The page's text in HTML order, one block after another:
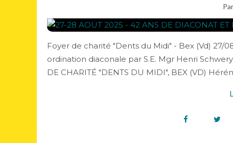
Foyer de charité "Dents du Midi" - Bex (Vd) 27/
ordination diaconale par S.E. Mgr Henri
DE CHARITÉ "DENTS DU MIDI", BEX (VD)